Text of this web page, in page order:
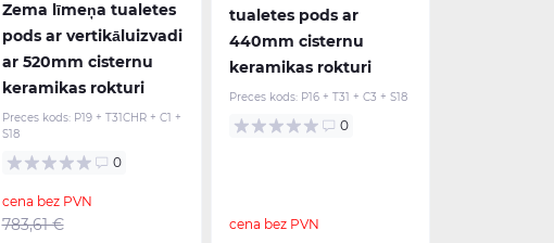
Zema līmeņa tualetes
pods ar vertikāluizvadi
ar 520mm cisternu
keramikas rokturi
Preces kods: P19 + T31CHR + C1 +
S18
0
cena bez PVN
783,61 €
tualetes pods ar
440mm cisternu
keramikas rokturi
Preces kods: P16 + T31 + C3 + S18
0
cena bez PVN